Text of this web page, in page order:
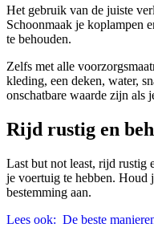
Het gebruik van de juiste
Schoonmaak je koplampen
te behouden.
Zelfs met alle
kleding, een deken, water,
onschatbare waarde zijn als
Rijd rustig en
Last but not least, rijd rustig
je voertuig te hebben. Houd
bestemming aan.
Lees ook: De beste